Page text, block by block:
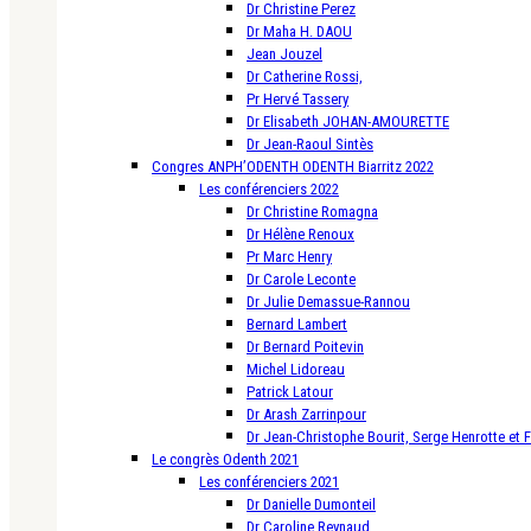
Dr Christine Perez
Dr Maha H. DAOU
Jean Jouzel
Dr Catherine Rossi,
Pr Hervé Tassery
Dr Elisabeth JOHAN-AMOURETTE
Dr Jean-Raoul Sintès
Congres ANPH’ODENTH ODENTH Biarritz 2022
Les conférenciers 2022
Dr Christine Romagna
Dr Hélène Renoux
Pr Marc Henry
Dr Carole Leconte
Dr Julie Demassue-Rannou
Bernard Lambert
Dr Bernard Poitevin
Michel Lidoreau
Patrick Latour
Dr Arash Zarrinpour
Dr Jean-Christophe Bourit, Serge Henrotte et
Le congrès Odenth 2021
Les conférenciers 2021
Dr Danielle Dumonteil
Dr Caroline Reynaud